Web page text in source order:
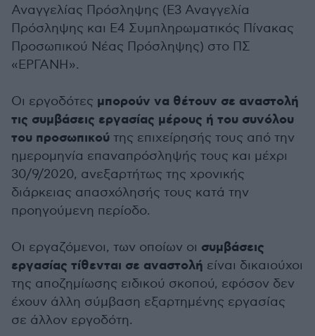
Αναγγελίας Πρόσληψης (Ε3 Αναγγελία
Πρόσληψης και Ε4 Συμπληρωματικός Πίνακας
Προσωπικού Νέας Πρόσληψης) στο ΠΣ
«ΕΡΓΑΝΗ».
Οι εργοδότες μπορούν να θέτουν σε αναστολή
τις συμβάσεις εργασίας μέρους ή του συνόλου
του προσωπικού της επιχείρησής τους από την
ημερομηνία επαναπρόσληψής τους και μέχρι
30/9/2020, ανεξαρτήτως της χρονικής
διάρκειας απασχόλησής τους κατά την
προηγούμενη περίοδο.
Οι εργαζόμενοι, των οποίων οι συμβάσεις
εργασίας τίθενται σε αναστολή είναι δικαιούχοι
της αποζημίωσης ειδικού σκοπού, εφόσον δεν
έχουν άλλη σύμβαση εξαρτημένης εργασίας
σε άλλον εργοδότη.